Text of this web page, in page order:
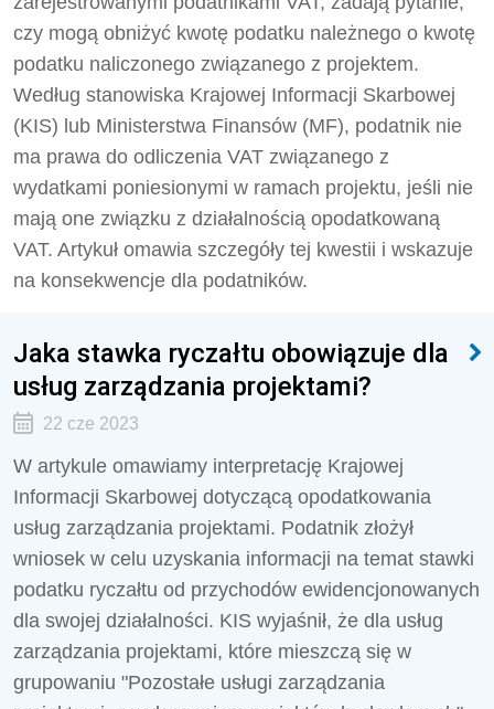
czy mogą obniżyć kwotę podatku należnego o kwotę
podatku naliczonego związanego z projektem.
Według stanowiska Krajowej Informacji Skarbowej
(KIS) lub Ministerstwa Finansów (MF), podatnik nie
ma prawa do odliczenia VAT związanego z
wydatkami poniesionymi w ramach projektu, jeśli nie
mają one związku z działalnością opodatkowaną
VAT. Artykuł omawia szczegóły tej kwestii i wskazuje
na konsekwencje dla podatników.
Jaka stawka ryczałtu obowiązuje dla
usług zarządzania projektami?
22 cze 2023
W artykule omawiamy interpretację Krajowej
Informacji Skarbowej dotyczącą opodatkowania
usług zarządzania projektami. Podatnik złożył
wniosek w celu uzyskania informacji na temat stawki
podatku ryczałtu od przychodów ewidencjonowanych
dla swojej działalności. KIS wyjaśnił, że dla usług
zarządzania projektami, które mieszczą się w
grupowaniu "Pozostałe usługi zarządzania